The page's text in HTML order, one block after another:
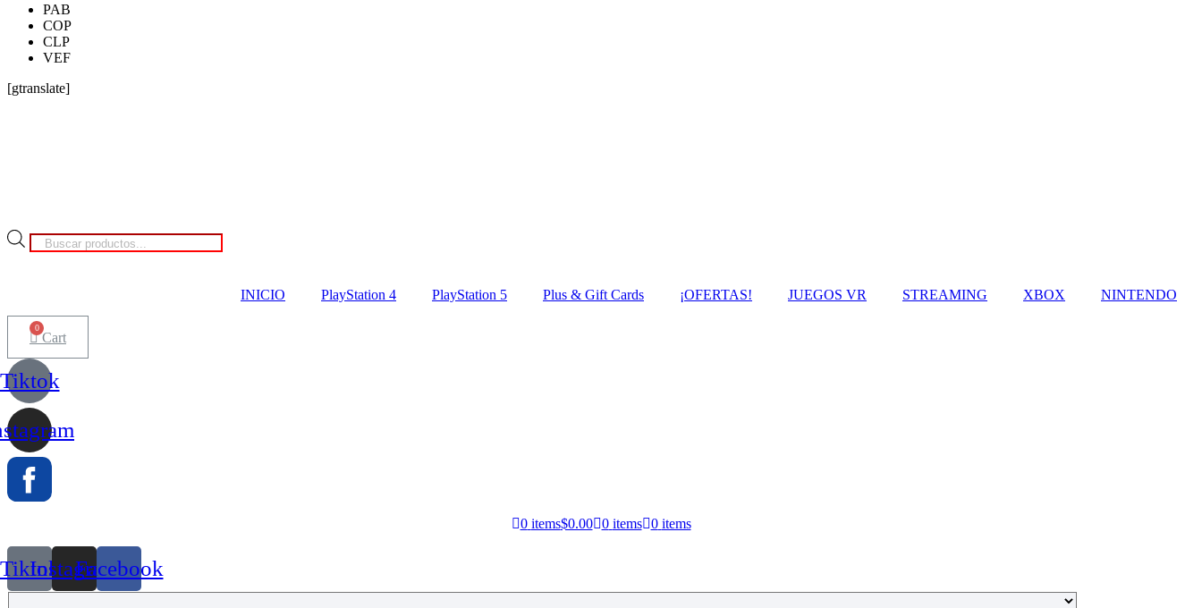
PAB
COP
CLP
VEF
[gtranslate]
Búsqueda
de
INICIO PlayStation 4 PlayStation 5 Plus & Gift Cards ¡OFERTAS! JUEGOS VR STREAMING XBOX NINTENDO
Cart
Tiktok
0 items$0.00 0 items 0 items
TiktokInstagramFacebook